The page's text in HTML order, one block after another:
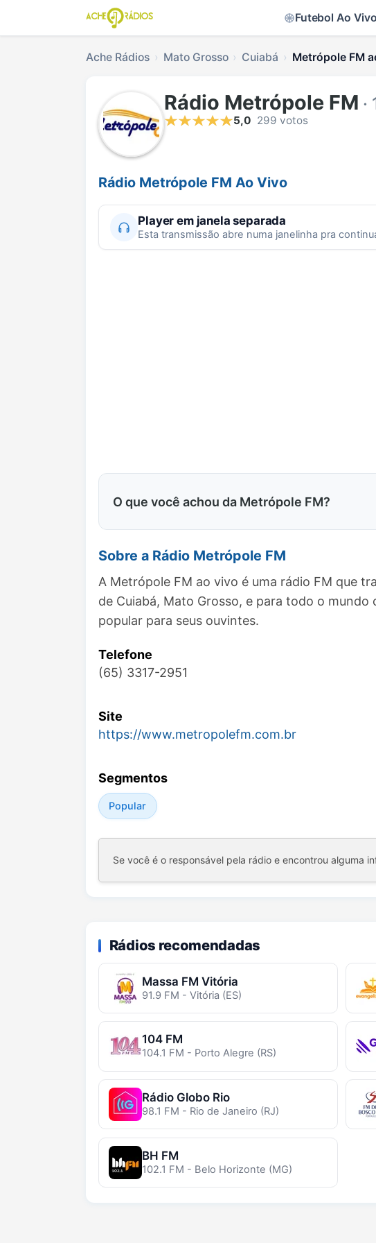
Futebol Ao Vivo
Ache Rádios Mato Grosso Cuiabá Metrópole FM
Rádio Metrópole FM
5,0 299 votos
Rádio Metrópole FM Ao Vivo
Player em janela separada
Esta transmissão abre numa janelinha pra
O que você achou da Metrópole FM?
Sobre a Rádio Metrópole FM
A Metrópole FM ao vivo é uma rádio FM que
de Cuiabá, Mato Grosso, e para todo o
popular para seus ouvintes.
Telefone
(65) 3317-2951
Site
https://www.metropolefm.com.br
Segmentos
Popular
Se você é o responsável pela rádio e encontrou alguma
Rádios recomendadas
Massa FM Vitória
91.9 FM - Vitória (ES)
104 FM
104.1 FM - Porto Alegre (RS)
Rádio Globo Rio
98.1 FM - Rio de Janeiro (RJ)
BH FM
102.1 FM - Belo Horizonte (MG)